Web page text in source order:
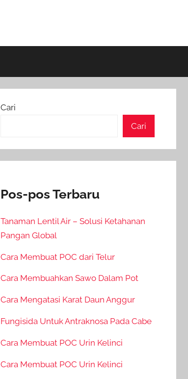
Cari
Cari
Pos-pos Terbaru
Tanaman Lentil Air – Solusi Ketahanan
Pangan Global
Cara Membuat POC dari Telur
Cara Membuahkan Sawo Dalam Pot
Cara Mengatasi Karat Daun Anggur
Fungisida Untuk Antraknosa Pada Cabe
Cara Membuat POC Urin Kelinci
Cara Membuat POC Urin Kelinci